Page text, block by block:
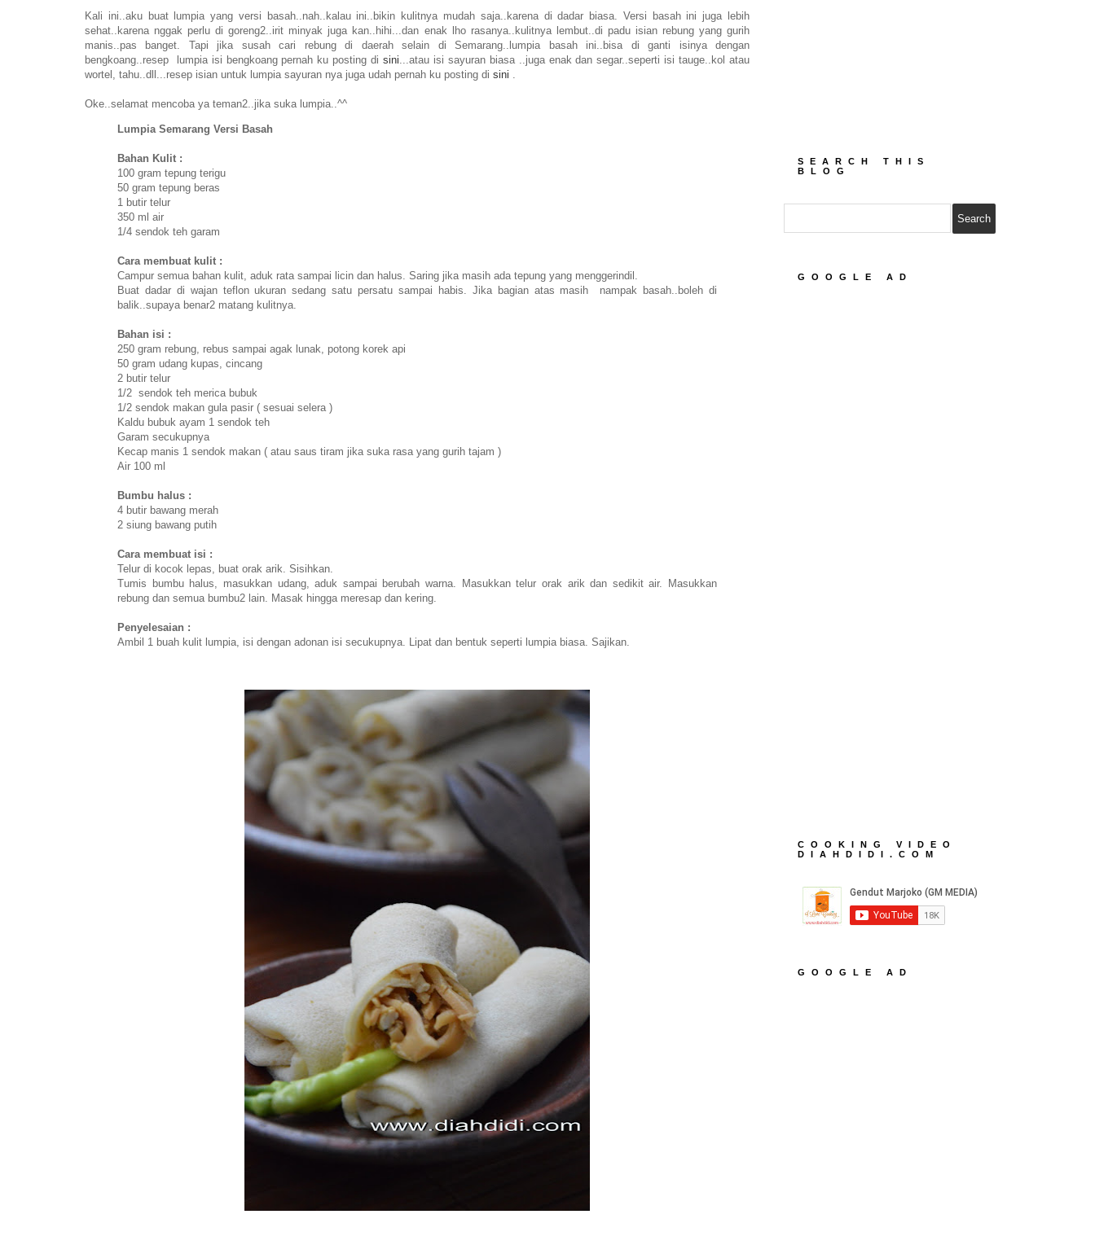
Kali ini..aku buat lumpia yang versi basah..nah..kalau ini..bikin kulitnya mudah saja..karena di dadar biasa. Versi basah ini juga lebih
sehat..karena nggak perlu di goreng2..irit minyak juga kan..hihi...dan enak lho rasanya..kulitnya lembut..di padu isian rebung yang gurih
manis..pas banget. Tapi jika susah cari rebung di daerah selain di Semarang..lumpia basah ini..bisa di ganti isinya dengan
bengkoang..resep lumpia isi bengkoang pernah ku posting disini ...atau isi sayuran biasa ..juga enak dan segar..seperti isi tauge..kol atau
wortel, tahu..dll...resep isian untuk lumpia sayuran nya juga udah pernah ku posting di sini
Oke..selamat mencoba ya teman2..jika suka lumpia..^^
Lumpia Semarang Versi Basah
Bahan Kulit :
100 gram tepung terigu
50 gram tepung beras
1 butir telur
350 ml air
1/4 sendok teh garam
Cara membuat kulit :
Campur semua bahan kulit, aduk rata sampai licin dan halus. Saring jika masih ada tepung yang menggerindil.
Buat dadar di wajan teflon ukuran sedang satu persatu sampai habis. Jika bagian atas masih nampak basah..boleh di
balik..supaya benar2 matang kulitnya.
Bahan isi :
250 gram rebung, rebus sampai agak lunak, potong korek api
50 gram udang kupas, cincang
2 butir telur
1/2 sendok teh merica bubuk
1/2 sendok makan gula pasir ( sesuai selera )
Kaldu bubuk ayam 1 sendok teh
Garam secukupnya
Kecap manis 1 sendok makan ( atau saus tiram jika suka rasa yang gurih tajam )
Air 100 ml
Bumbu halus :
4 butir bawang merah
2 siung bawang putih
Cara membuat isi :
Telur di kocok lepas, buat orak arik. Sisihkan.
Tumis bumbu halus, masukkan udang, aduk sampai berubah warna. Masukkan telur orak arik dan sedikit air. Masukkan
rebung dan semua bumbu2 lain. Masak hingga meresap dan kering.
Penyelesaian :
Ambil 1 buah kulit lumpia, isi dengan adonan isi secukupnya. Lipat dan bentuk seperti lumpia biasa. Sajikan.
SEARCH THIS
BLOG
GOOGLE AD
COOKING VIDEO
DIAHDIDI.COM
GOOGLE AD